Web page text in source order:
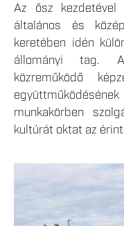
Az ősz kezdetével
általános és
keretében idén
állományi tag. A
közreműködő
munkakörben
kultúrát oktat az